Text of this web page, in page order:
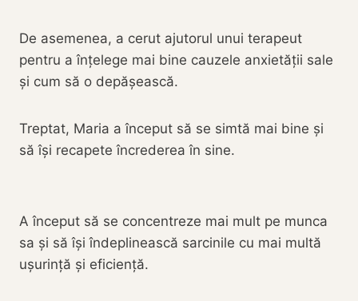
De asemenea, a cerut ajutorul unui terapeut
pentru a înțelege mai bine cauzele anxietății sale
și cum să o depășească.
Treptat, Maria a început să se simtă mai bine și
să își recapete încrederea în sine.
A început să se concentreze mai mult pe munca
sa și să își îndeplinească sarcinile cu mai multă
ușurință și eficiență.